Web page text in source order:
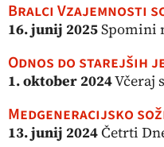
Bralci Vzajemnosti
16. junij 2025Spomini
Odnos do starejših
1. oktober 2024Včeraj
Medgeneracijsko
13. junij 2024Četrti